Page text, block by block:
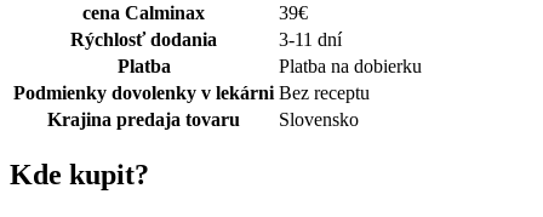
cena Calminax 39€
Rýchlosť dodania
3-11 dní
Platba
Platba na dobierku
Podmienky dovolenky v lekárni Bez receptu
Krajina predaja tovaru
Slovensko
Kde kupit?